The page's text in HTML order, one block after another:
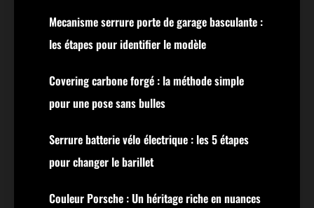
Mecanisme serrure porte de garage basculante :
les étapes pour identifier le modèle
Covering carbone forgé : la méthode simple
pour une pose sans bulles
Serrure batterie vélo électrique : les 5 étapes
pour changer le barillet
Couleur Porsche : Un héritage riche en nuances